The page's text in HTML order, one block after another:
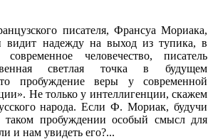
писателя, Франсуа Мориака,
видит надежду на выход из тупика, в
современное человечество, писатель
светлая точка в будущем
пробуждение веры у современной
Не только у интеллигенции, скажем
народа. Если Ф. Мориак, будучи
таком пробуждении особый смысл для
и нам увидеть его?...